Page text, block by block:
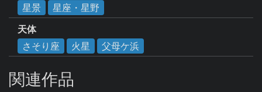
星景
星座・星野
天体
さそり座
火星 父母ケ浜
関連作品